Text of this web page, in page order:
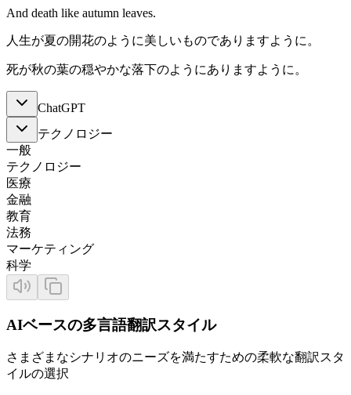
And death like autumn leaves.
人生が夏の開花のように美しいものでありますように。
死が秋の葉の穏やかな落下のようにありますように。
ChatGPT
テクノロジー
一般
テクノロジー
医療
金融
教育
法務
マーケティング
科学
AIベースの多言語翻訳スタイル
さまざまなシナリオのニーズを満たすための柔軟な翻訳スタ
イルの選択